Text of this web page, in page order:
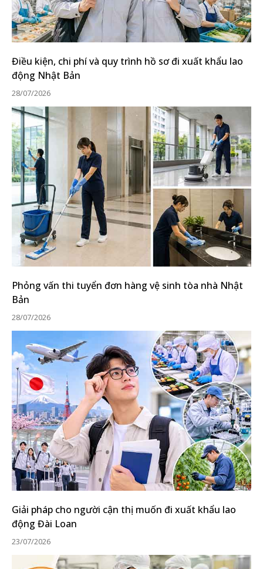
Điều kiện, chi phí và quy trình hồ sơ đi xuất khẩu lao
động Nhật Bản
28/07/2026
Phỏng vấn thi tuyển đơn hàng vệ sinh tòa nhà Nhật
Bản
28/07/2026
Giải pháp cho người cận thị muốn đi xuất khẩu lao
động Đài Loan
23/07/2026